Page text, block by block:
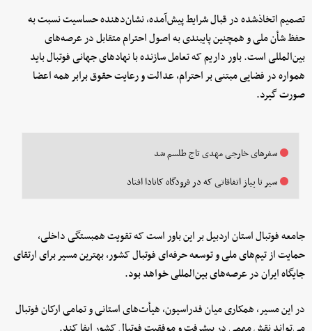
تصمیم اتخاذشده در قبال شرایط پیش‌آمده، نشان‌دهنده حساسیت نسبت به
حفظ شأن ملی و همچنین پایبندی به اصول احترام متقابل در عرصه‌های
بین‌المللی است. باور داریم که تعامل سازنده با نهادهای جهانی فوتبال باید
همواره در فضایی مبتنی بر احترام، عدالت و رعایت حقوق برابر همه اعضا
صورت گیرد.
سفرهای خارجی مهدی تاج طلسم شد
سیر تا پیاز اتفاقاتی که در فرودگاه کانادا افتاد
جامعه فوتبال استان اردبیل بر این باور است که تقویت همبستگی داخلی،
حمایت از تیم‌های ملی و توسعه حرفه‌ای فوتبال کشور، بهترین مسیر برای ارتقای
جایگاه ایران در عرصه‌های بین‌المللی خواهد بود.
در این مسیر، همکاری میان فدراسیون، هیأت‌های استانی و تمامی ارکان فوتبال